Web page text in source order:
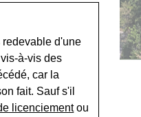
redevable d'une
à-vis des
car la
fait. Sauf s'il
licenciementou